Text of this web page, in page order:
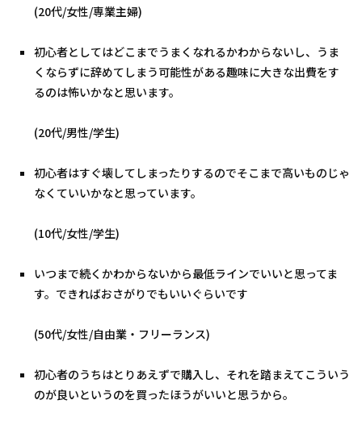
(20代/女性/専業主婦)
初心者としてはどこまでうまくなれるかわからないし、うま
くならずに辞めてしまう可能性がある趣味に大きな出費をす
るのは怖いかなと思います。
(20代/男性/学生)
初心者はすぐ壊してしまったりするのでそこまで高いものじゃ
なくていいかなと思っています。
(10代/女性/学生)
いつまで続くかわからないから最低ラインでいいと思ってま
す。できればおさがりでもいいぐらいです
(50代/女性/自由業・フリーランス)
初心者のうちはとりあえずで購入し、それを踏まえてこういう
のが良いというのを買ったほうがいいと思うから。